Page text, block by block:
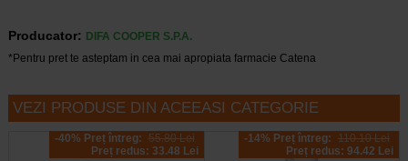
Producator:
DIFA COOPER S.P.A.
*Pentru pret te asteptam in cea mai apropiata farmacie Catena
VEZI PRODUSE DIN ACEEASI CATEGORIE
-40% Preț întreg: 55.80 Lei
Preț redus: 33.48 Lei
-14% Preț întreg: 110.10 Lei
Preț redus: 94.42 Lei